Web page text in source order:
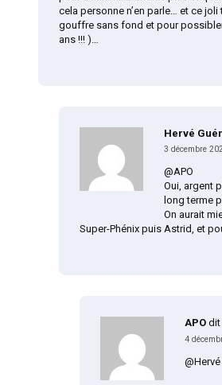
cela personne n’en parle… et ce joli
gouffre sans fond et pour
ans !!! )…
Hervé
3 décembre
@APO
Oui, argent
long terme
On aurait
Super-Phénix puis Astrid, et
APO dit
4
@Hervé